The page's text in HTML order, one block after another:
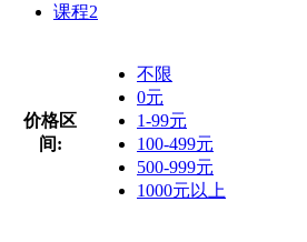
课程2
价格区
间:
不限
0元
1-99元
100-499元
500-999元
1000元以上